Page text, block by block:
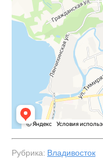
Рубрика: Владивосток